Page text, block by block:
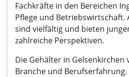
Fachkräfte in den Bereichen
Pflege und Betriebswirtschaft.
sind vielfältig und bieten
zahlreiche Perspektiven.
Die Gehälter in Gelsenkirchen
Branche und